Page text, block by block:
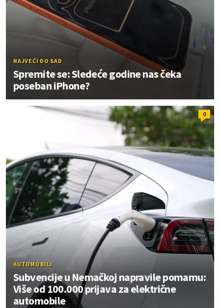
NAJVEĆI DO SAD
Spremite se: Sledeće godine nas čeka
poseban iPhone?
0
AUTOMOBILI
Subvencije u Nemačkoj napravile pomamu:
Više od 100.000 prijava za električne
automobile